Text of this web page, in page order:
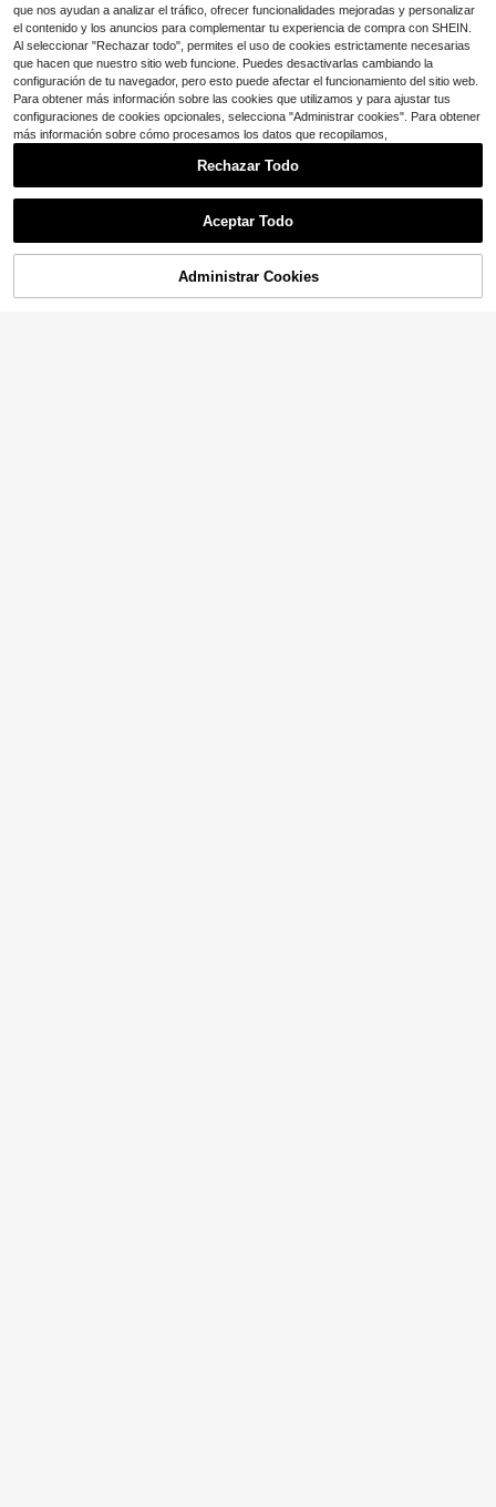
¡45% DE DESCUENTO!
que nos ayudan a analizar el tráfico, ofrecer funcionalidades mejoradas y personalizar
el contenido y los anuncios para complementar tu experiencia de compra con SHEIN.
Al seleccionar "Rechazar todo", permites el uso de cookies estrictamente necesarias
que hacen que nuestro sitio web funcione. Puedes desactivarlas cambiando la
configuración de tu navegador, pero esto puede afectar el funcionamiento del sitio web.
Para obtener más información sobre las cookies que utilizamos y para ajustar tus
configuraciones de cookies opcionales, selecciona "Administrar cookies". Para obtener
más información sobre cómo procesamos los datos que recopilamos,
Rechazar Todo
Aceptar Todo
Administrar Cookies